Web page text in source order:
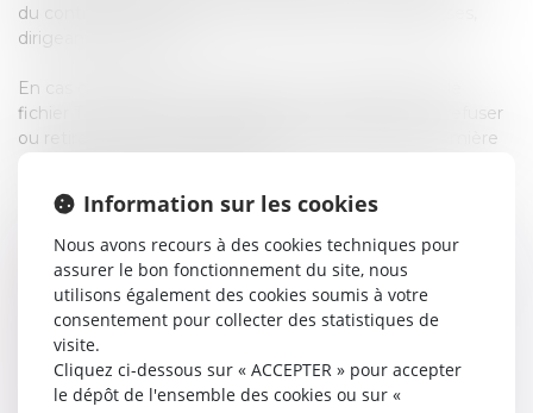
du contrôle de l’ensemble des participants (entreprises,
dirigeants, salariés,…).
En cas d’antécédents judiciaires, une mention dans le
fichier TAJ et/ou un casier judiciaire, le CNAPS peut refuser
ou retirer l'agrément ou la carte professionnelle (première
Notre cabinet vous accompagne partout en France :
Consultation casier judiciaire B2 et fichier TAJ
Effacement mention casier judiciaire B2 et fichier TAJ
Accompagnement et rédaction lettre réponse à
demande d’explication du CNAPS
Recours gracieux auprès du CNAPS
Recours en référé suspension devant les juridictions
Information sur les cookies
Nous avons recours à des cookies techniques pour
assurer le bon fonctionnement du site, nous
utilisons également des cookies soumis à votre
consentement pour collecter des statistiques de
visite.
Cliquez ci-dessous sur « ACCEPTER » pour accepter
le dépôt de l'ensemble des cookies ou sur «